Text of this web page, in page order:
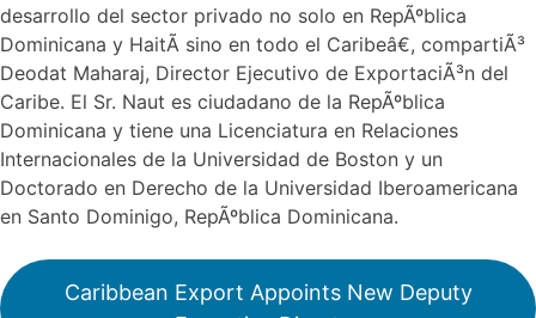
desarrollo del sector privado no solo en RepÃºblica
Dominicana y HaitÃ­ sino en todo el Caribeâ€, compartiÃ³
Deodat Maharaj, Director Ejecutivo de ExportaciÃ³n del
Caribe. El Sr. Naut es ciudadano de la RepÃºblica
Dominicana y tiene una Licenciatura en Relaciones
Internacionales de la Universidad de Boston y un
Doctorado en Derecho de la Universidad Iberoamericana
en Santo Dominigo, RepÃºblica Dominicana.
Caribbean Export Appoints New Deputy